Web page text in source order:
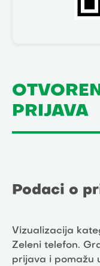
PRIJAVA
Podaci o
Vizualizacija
Zeleni telefon.
prijava i pomažu